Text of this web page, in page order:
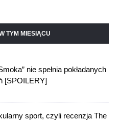
TYM MIESIĄCU
nie spełnia pokładanych
[SPOILERY]
sport, czyli recenzja The